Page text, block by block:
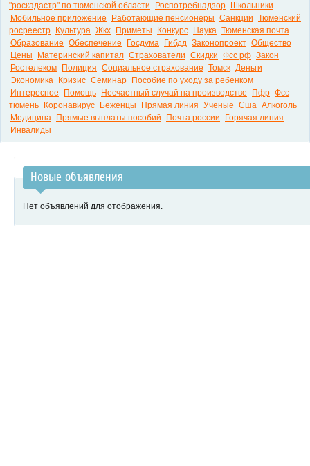
"роскадастр" по тюменской области
Роспотребнадзор
Школьники
Мобильное приложение
Работающие пенсионеры Санкции Тюменский
росреестр
Культура Жкх Приметы Конкурс Наука Тюменская почта
Образование Обеспечение Госдума Гибдд Законопроект Общество
Цены
Материнский капитал Страхователи Скидки Фсс рф Закон
Ростелеком
Полиция Социальное страхование Томск Деньги
Экономика
Кризис Семинар
Пособие по уходу за ребенком
Интересное
Помощь Несчастный случай на производстве Пфр Фсс
тюмень
Коронавирус Беженцы Прямая линия Ученые Сша Алкоголь
Медицина
Прямые выплаты пособий Почта россии
Горячая линия
Инвалиды
Новые объявления
Нет объявлений для отображения.